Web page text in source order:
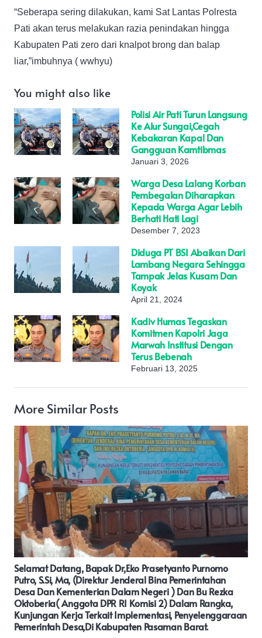
“Seberapa sering dilakukan, kami Sat Lantas Polresta
Pati akan terus melakukan razia penindakan hingga
Kabupaten Pati zero dari knalpot brong dan balap
liar,”imbuhnya ( wwhyu)
You might also like
Polisi Air Pati Turun Langsung
Ke Alur Sungai,Cegah
Kebakaran Kapal Dan
Gangguan Kamtibmas
Januari 3, 2026
Warga Desa Lalang Korban
Pembegalan Diharapkan
Kepada Warga Agar Lebih
Berhati Hati Lagi
Desember 7, 2023
Diduga PT BSI Abaikan Dari
Lambang Negara Sehingga
Tampak Jelas Kusam Dan
Koyak
April 21, 2024
Kadiv Humas Tegaskan
Komitmen Kapolri Jaga
Marwah Institusi Dengan
Terus Bebenah
Februari 13, 2025
More Similar Posts
Danu Ikshan Haris Candra Mengundurkan Diri Dari
Jabatan Kades Panjunan Gegara ,” Mencalonkan Pileg,”